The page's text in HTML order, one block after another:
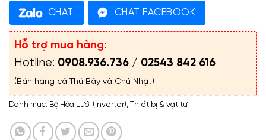
CHAT CHAT FACEBOOK
Hỗ trợ mua hàng:
Hotline: 0908.936.736 / 02543 842 616
(Bán hàng cả Thứ Bảy và Chủ Nhật)
Danh mục: Bộ Hòa Lưới (inverter), Thiết bị & vật tư